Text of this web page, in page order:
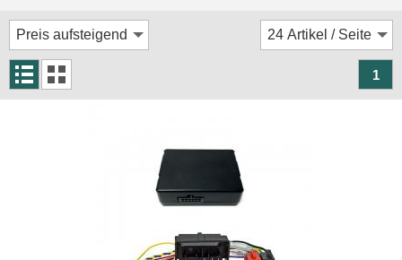
Soundprozessoren
Subwoofer
Verstärker
1